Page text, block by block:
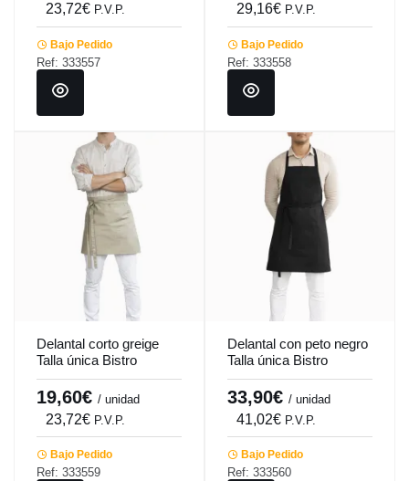
23,72€ P.V.P.
Bajo Pedido
Ref: 333557
29,16€ P.V.P.
Bajo Pedido
Ref: 333558
Delantal corto greige
Talla única Bistro
Pro.mundi
19,60€ / unidad
23,72€ P.V.P.
Bajo Pedido
Ref: 333559
Delantal con peto negro
Talla única Bistro
Pro.mundi
33,90€ / unidad
41,02€ P.V.P.
Bajo Pedido
Ref: 333560